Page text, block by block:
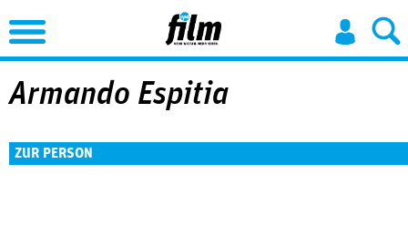
Jump to Navigation
Armando Espitia
ZUR PERSON